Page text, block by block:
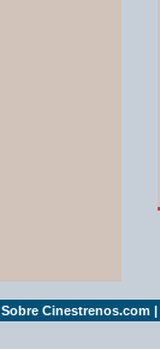
Sobre Cinestrenos.com |